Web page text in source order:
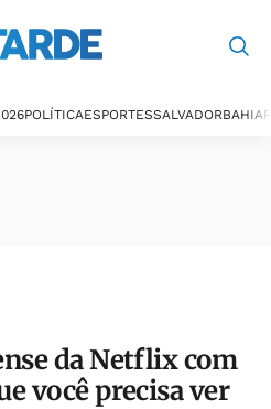
POLÍTICAESPORTESSALVADORBAHIA
da Netflix com
você precisa ver